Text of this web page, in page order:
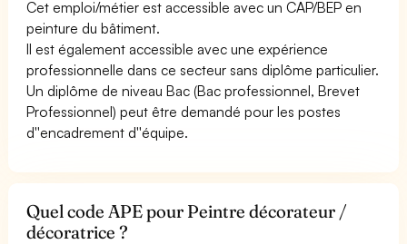
Cet emploi/métier est accessible avec un CAP/BEP en
peinture du bâtiment.
Il est également accessible avec une expérience
professionnelle dans ce secteur sans diplôme particulier.
Un diplôme de niveau Bac (Bac professionnel, Brevet
Professionnel) peut être demandé pour les postes
d''encadrement d''équipe.
Quel code APE pour Peintre décorateur /
décoratrice ?